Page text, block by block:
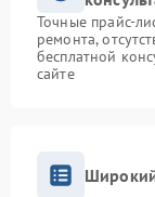
Точные прайс-
ремонта,
бесплатной
сайте